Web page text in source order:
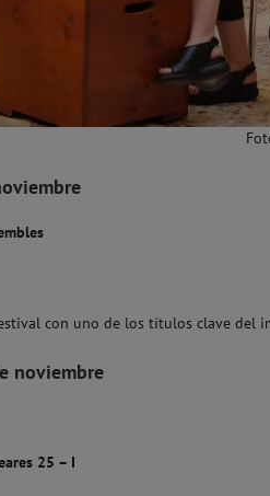
con uno de los títulos clave del
noviembre
25 – I